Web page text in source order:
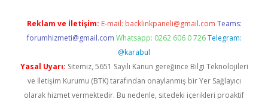
Reklam ve İletişim: E-mail: backlinkpaneli@gmail.com Teams:
forumhizmeti@gmail.com Whatsapp: 0262 606 0 726 Telegram:
@karabul
Yasal Uyarı: Sitemiz, 5651 Sayılı Kanun gereğince Bilgi Teknolojileri
ve İletişim Kurumu (BTK) tarafından onaylanmış bir Yer Sağlayıcı
olarak hizmet vermektedir. Bu nedenle, sitedeki içerikleri proaktif